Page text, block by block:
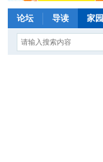
论坛 导读 家园